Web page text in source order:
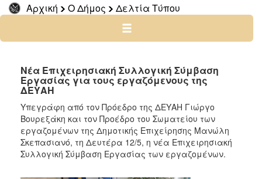
Αρχική Ο Δήμος Δελτία Τύπου
ΠΟΛΙΤΙΣΜΟΣ
ΑΝΘΕΚΤΙΚΗ
ΠΟΛΗ
Νέα Επιχειρησιακή Συλλογική Σύμβαση
Εργασίας για τους εργαζόμενους της
ΔΕΥΑΗ
Υπεγράφη από τον Πρόεδρο της ΔΕΥΑΗ Γιώργο
Βουρεξάκη και τον Προέδρο του Σωματείου των
εργαζομένων της Δημοτικής Επιχείρησης Μανώλη
Σκεπασιανό, τη Δευτέρα 12/5, η νέα Επιχειρησιακή
Συλλογική Σύμβαση Εργασίας των εργαζομένων.